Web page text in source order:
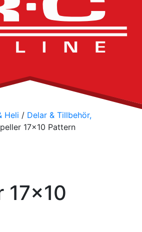
Heli / Delar & Tillbehör,
17×10 Pattern
17×10